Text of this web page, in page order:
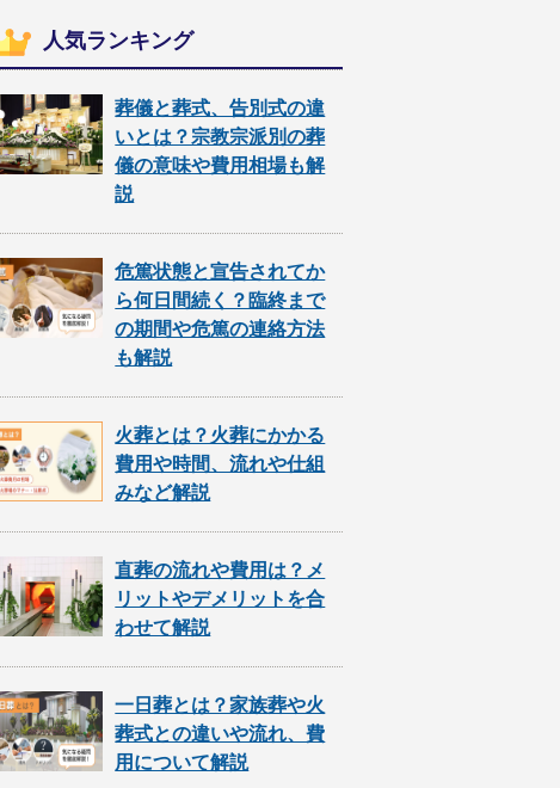
人気ランキング
葬儀と葬式、告別式の違
いとは？宗教宗派別の葬
儀の意味や費用相場も解
説
危篤状態と宣告されてか
ら何日間続く？臨終まで
の期間や危篤の連絡方法
も解説
火葬とは？火葬にかかる
費用や時間、流れや仕組
みなど解説
直葬の流れや費用は？メ
リットやデメリットを合
わせて解説
一日葬とは？家族葬や火
葬式との違いや流れ、費
用について解説